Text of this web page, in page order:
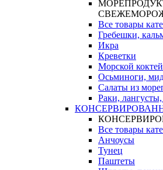
Все товары
Гребешки,
Икра
Креветки
Морской
Осьминоги,
Салаты из
Раки,
Все товары
Анчоусы
Тунец
Паштеты